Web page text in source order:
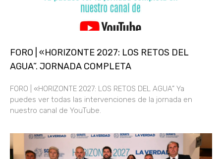
FORO | «HORIZONTE 2027: LOS RETOS DEL
AGUA”. JORNADA COMPLETA
FORO | «HORIZONTE 2027: LOS RETOS DEL AGUA” Ya
puedes ver todas las intervenciones de la jornada en
nuestro canal de YouTube.